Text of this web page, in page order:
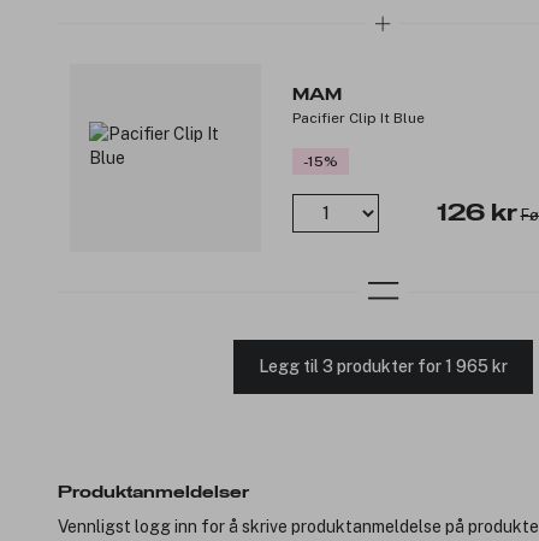
MAM
Pacifier Clip It Blue
-15%
126 kr
Legg til 3 produkter for 1 965 kr
Produktanmeldelser
Vennligst logg inn for å skrive produktanmeldelse på